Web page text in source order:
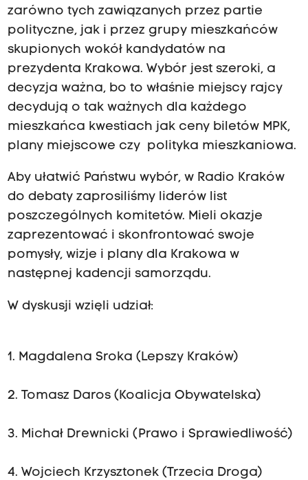
zarówno tych zawiązanych przez partie
polityczne, jak i przez grupy mieszkańców
skupionych wokół kandydatów na
prezydenta Krakowa. Wybór jest szeroki, a
decyzja ważna, bo to właśnie miejscy rajcy
decydują o tak ważnych dla każdego
mieszkańca kwestiach jak ceny biletów MPK,
plany miejscowe czy polityka mieszkaniowa.
Aby ułatwić Państwu wybór, w Radio Kraków
do debaty zaprosiliśmy liderów list
poszczególnych komitetów. Mieli okazje
zaprezentować i skonfrontować swoje
pomysły, wizje i plany dla Krakowa w
następnej kadencji samorządu.
W dyskusji wzięli udział:
1. Magdalena Sroka (Lepszy Kraków)
2. Tomasz Daros (Koalicja Obywatelska)
3. Michał Drewnicki (Prawo i Sprawiedliwość)
4. Wojciech Krzysztonek (Trzecia Droga)